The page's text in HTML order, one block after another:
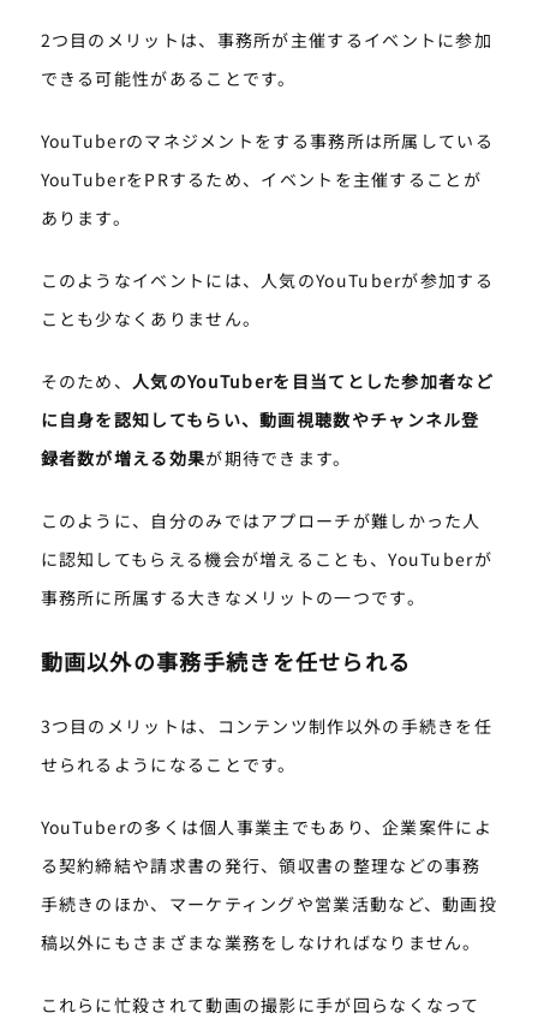
2つ目のメリットは、事務所が主催するイベントに参加
できる可能性があることです。
YouTuberのマネジメントをする事務所は所属している
YouTuberをPRするため、イベントを主催することが
あります。
このようなイベントには、人気のYouTuberが参加する
ことも少なくありません。
そのため、人気のYouTuberを目当てとした参加者など
に自身を認知してもらい、動画視聴数やチャンネル登
録者数が増える効果が期待できます。
このように、自分のみではアプローチが難しかった人
に認知してもらえる機会が増えることも、YouTuberが
事務所に所属する大きなメリットの一つです。
動画以外の事務手続きを任せられる
3つ目のメリットは、コンテンツ制作以外の手続きを任
せられるようになることです。
YouTuberの多くは個人事業主でもあり、企業案件によ
る契約締結や請求書の発行、領収書の整理などの事務
手続きのほか、マーケティングや営業活動など、動画投
稿以外にもさまざまな業務をしなければなりません。
これらに忙殺されて動画の撮影に手が回らなくなって